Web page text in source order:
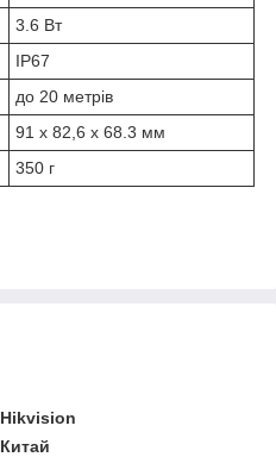
3.6 Вт
IP67
до 20 метрів
91 х 82,6 х 68.3 мм
350 г
Hikvision
Китай